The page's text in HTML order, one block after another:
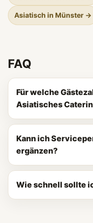
Asiatisch in Münster →
FAQ
Für welche
Asiatisches
Kann ich
ergänzen?
Wie schnell sollte